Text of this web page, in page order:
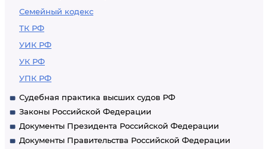
Семейный кодекс
ТК РФ
УИК РФ
УК РФ
УПК РФ
Судебная практика высших судов РФ
Законы Российской Федерации
Документы Президента Российской Федерации
Документы Правительства Российской Федерации